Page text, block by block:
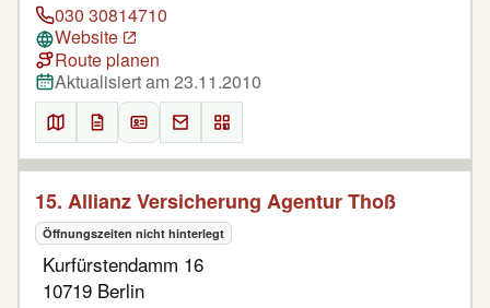
030 30814710
Website
Route planen
Aktualisiert am 23.11.2010
15. Allianz Versicherung Agentur Thoß
Öffnungszeiten nicht hinterlegt
Kurfürstendamm 16
10719 Berlin